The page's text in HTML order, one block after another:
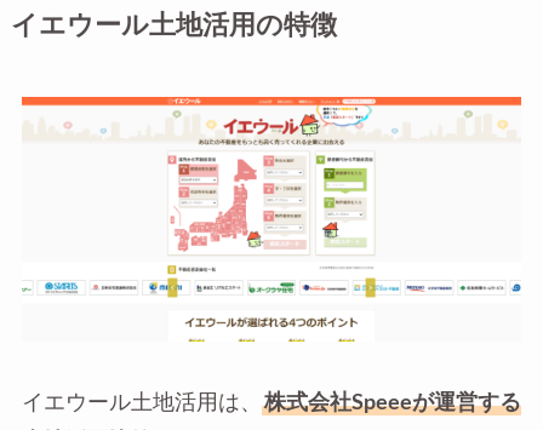
イエウール土地活用の特徴
イエウール土地活用は、
株式会社Speeeが運営する